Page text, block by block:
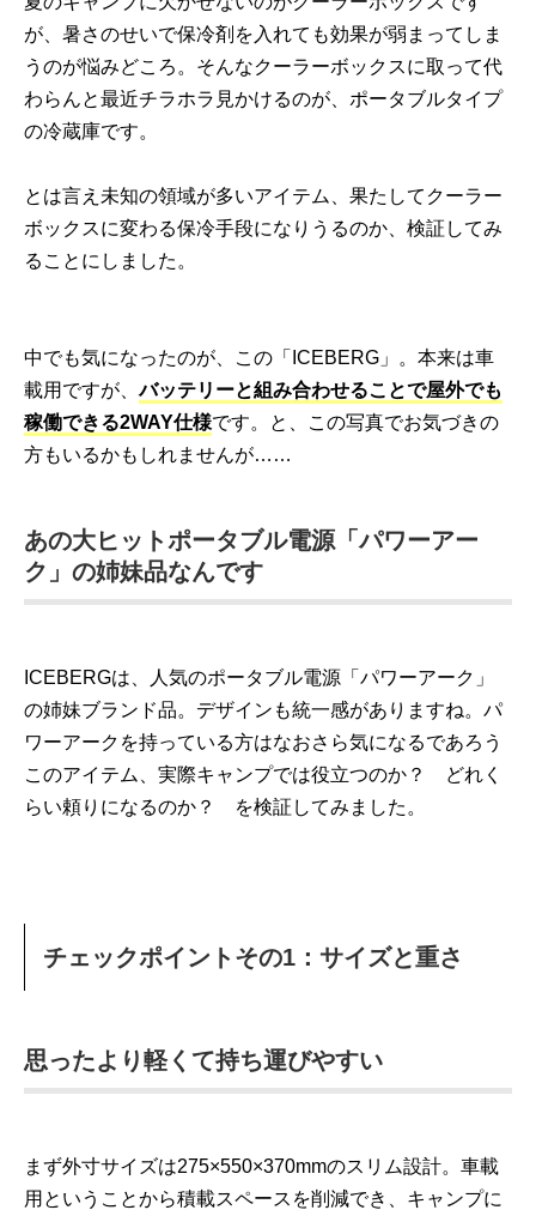
が、暑さのせいで保冷剤を入れても効果が弱まってしま
うのが悩みどころ。そんなクーラーボックスに取って代
わらんと最近チラホラ見かけるのが、ポータブルタイプ
の冷蔵庫です。
とは言え未知の領域が多いアイテム、果たしてクーラー
ボックスに変わる保冷手段になりうるのか、検証してみ
ることにしました。
中でも気になったのが、この「ICEBERG」。本来は車
載用ですが、バッテリーと組み合わせることで屋外でも
稼働できる2WAY仕様です。と、この写真でお気づきの
方もいるかもしれませんが……
あの大ヒットポータブル電源「パワーアー
ク」の姉妹品なんです
ICEBERGは、人気のポータブル電源「パワーアーク」
の姉妹ブランド品。デザインも統一感がありますね。パ
ワーアークを持っている方はなおさら気になるであろう
このアイテム、実際キャンプでは役立つのか？ どれく
らい頼りになるのか？ を検証してみました。
チェックポイントその1：サイズと重さ
思ったより軽くて持ち運びやすい
まず外寸サイズは275×550×370mmのスリム設計。車載
用ということから積載スペースを削減でき、キャンプに